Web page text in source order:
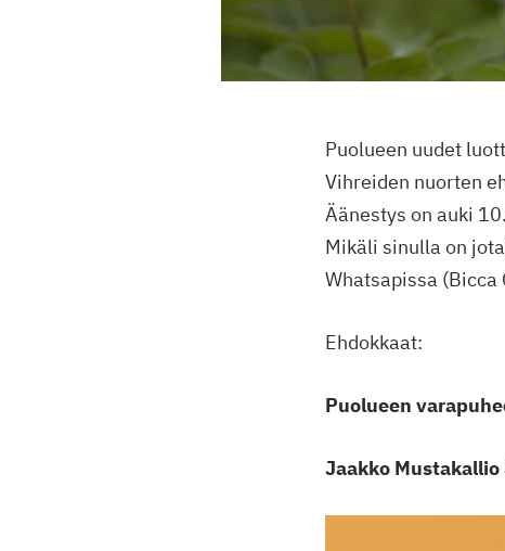
Puolueen uudet
Vihreiden nuorten
Äänestys on auki
Mikäli sinulla on
Whatsapissa
Ehdokkaat:
Puolueen
Jaakko Mustakallio